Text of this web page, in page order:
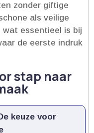
zonder giftige
als veilige
wat essentieel is bij
de eerste indruk
stap naar
keuze voor